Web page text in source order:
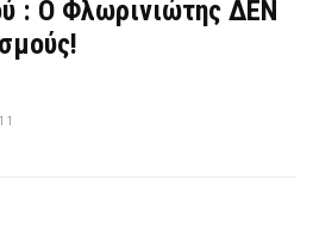
: O Φλωρινιώτης ΔΕΝ